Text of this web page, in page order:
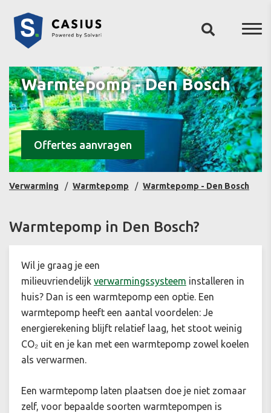
Warmtepomp - Den Bosch
Offertes aanvragen
Verwarming Warmtepomp Warmtepomp - Den Bosch
Warmtepomp in Den Bosch?
Wil je graag je een
milieuvriendelijk verwarmingssysteem installeren in
huis? Dan is een warmtepomp een optie. Een
warmtepomp heeft een aantal voordelen: Je
energierekening blijft relatief laag, het stoot weinig
CO₂ uit en je kan met een warmtepomp zowel koelen
als verwarmen.
Een warmtepomp laten plaatsen doe je niet zomaar
zelf, voor bepaalde soorten warmtepompen is